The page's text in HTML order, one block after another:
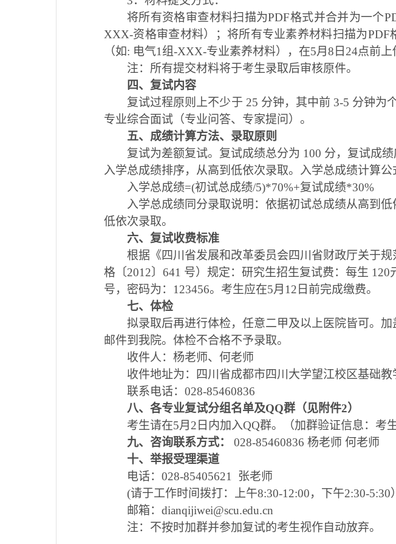
将所有资格审查材料扫描为PDF格式并合并为一个
XXX-资格审查材料）；将所有专业素养材料扫描为
（如: 电气1组-XXX-专业素养材料），在5月8日24点前上
注：所有提交材料将于考生录取后审核原件。
四、复试内容
复试过程原则上不少于 25 分钟，其中前 3-5 分钟为
专业综合面试（专业问答、专家提问）。
五、成绩计算方法、录取原则
复试为差额复试。复试成绩总分为 100 分，复试成
入学总成绩排序，从高到低依次录取。入学总成绩计算公
入学总成绩=(初试总成绩/5)*70%+复试成绩*30%
入学总成绩同分录取说明：依据初试总成绩从高到
低依次录取。
六、复试收费标准
根据《四川省发展和改革委员会四川省财政厅关于
格〔2012〕641 号）规定：研究生招生复试费：每生 120
号，密码为：123456。考生应在5月12日前完成缴费。
七、体检
拟录取后再进行体检，任意二甲及以上医院皆可。
邮件到我院。体检不合格不予录取。
收件人：杨老师、何老师
收件地址为：四川省成都市四川大学望江校区基础教
联系电话：028-85460836
八、各专业复试分组名单及QQ群（见附件2）
考生请在5月2日内加入QQ群。
（加群验证信息：考
九、 咨询联系方式： 028-85460836 杨老师 何老师
十、举报受理渠道
电话：028-85405621 张老师
(请于工作时间拨打：上午8:30-12:00，下午2:30-5:30）
邮箱： dianqijiwei@scu.edu.cn
注：不按时加群并参加复试的考生视作自动放弃。